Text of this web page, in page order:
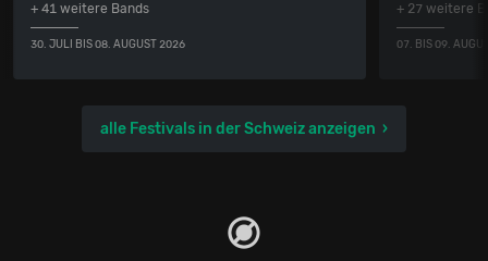
+ 41 weitere Bands
30. JULI BIS 08. AUGUST 2026
+ 27 weitere
07. BIS 09.
alle Festivals in der Schweiz anzeigen